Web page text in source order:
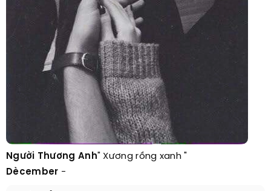
Người Thương Anh" Xương rồng xanh "
Dècember -